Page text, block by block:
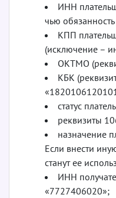
ИНН
чью
КПП
(исключение –
ОКТМО
КБК
статус
реквизиты
назначение
Если внести
станут ее
ИНН
«7727406020»;